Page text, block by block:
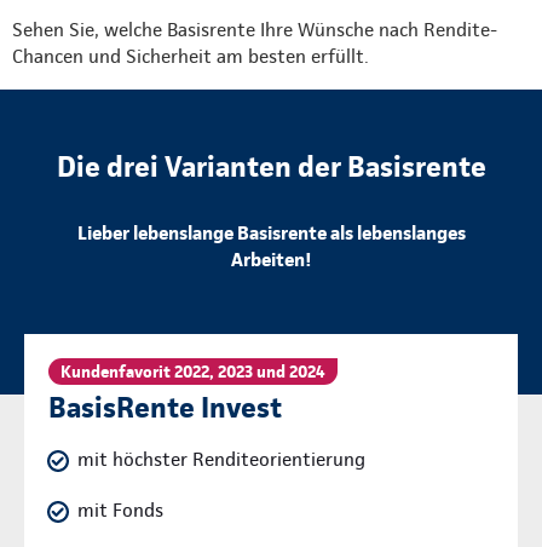
Sehen Sie, welche Basisrente Ihre Wünsche nach Rendite-
Chancen und Sicherheit am besten erfüllt.
Die drei Varianten der Basisrente
Lieber lebenslange Basisrente als lebenslanges
Arbeiten!
Kundenfavorit 2022, 2023 und 2024
BasisRente Invest
mit höchster Renditeorientierung
mit Fonds